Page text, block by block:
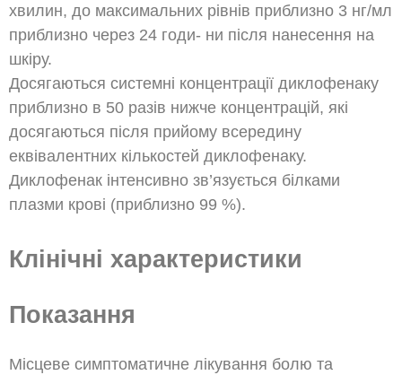
хвилин, до максимальних рівнів приблизно 3 нг/мл
приблизно через 24 годи- ни після нанесення на
шкіру.
Досягаються системні концентрації диклофенаку
приблизно в 50 разів нижче концентрацій, які
досягаються після прийому всередину
еквівалентних кількостей диклофенаку.
Диклофенак інтенсивно зв’язується білками
плазми крові (приблизно 99 %).
Клінічні характеристики
Показання
Місцеве симптоматичне лікування болю та